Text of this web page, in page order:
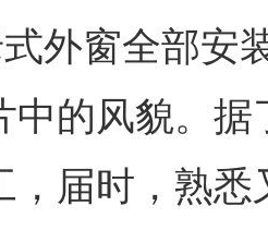
外窗全部安
中的风貌。
，届时，熟